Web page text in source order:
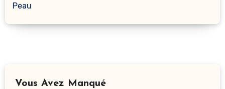
Peau
Vous Avez Manqué